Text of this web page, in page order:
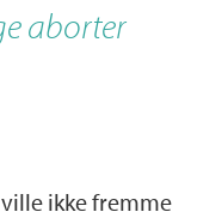
aborter
ikke fremme